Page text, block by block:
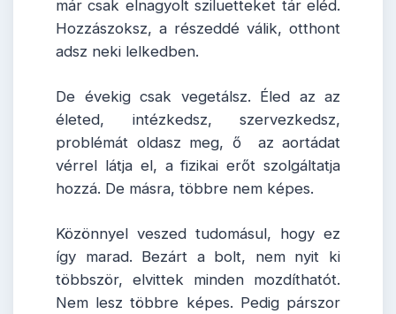
már csak elnagyolt sziluetteket tár eléd.
Hozzászoksz, a részeddé válik, otthont
adsz neki lelkedben.
De évekig csak vegetálsz. Éled az az
életed, intézkedsz, szervezkedsz,
problémát oldasz meg, ő az aortádat
vérrel látja el, a fizikai erőt szolgáltatja
hozzá. De másra, többre nem képes.
Közönnyel veszed tudomásul, hogy ez
így marad. Bezárt a bolt, nem nyit ki
többször, elvittek minden mozdíthatót.
Nem lesz többre képes. Pedig párszor